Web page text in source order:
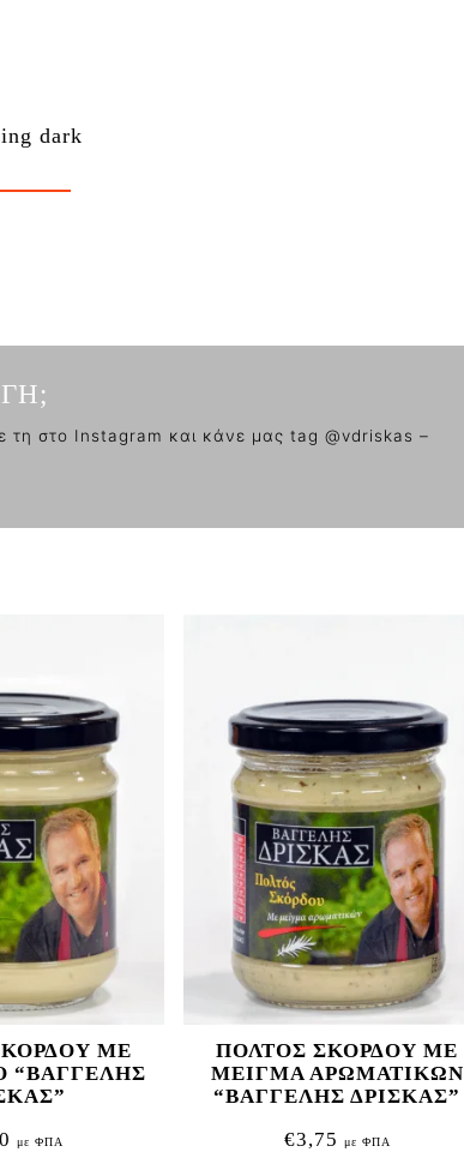
dark
τη στο Instagram και κάνε μας tag @vdriskas –
ΜΕ
“ΒΑΓΓΕΛΗΣ
με ΦΠΑ
ΠΟΛΤΟΣ ΣΚΟΡΔΟΥ ΜΕ
ΜΕΙΓΜΑ ΑΡΩΜΑΤΙΚΩΝ
“ΒΑΓΓΕΛΗΣ ΔΡΙΣΚΑΣ”
€3,75 με ΦΠΑ